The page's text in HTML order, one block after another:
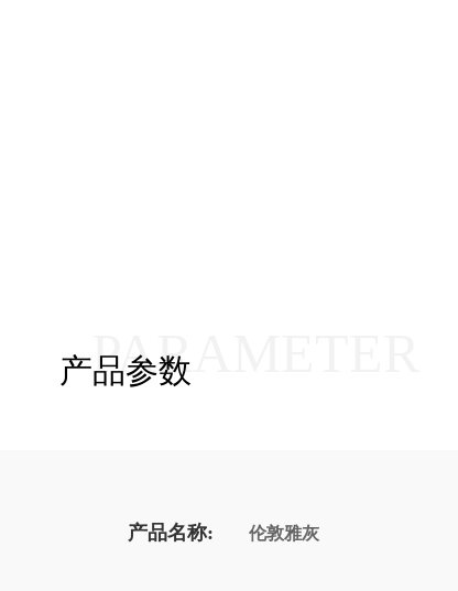
产品参数
PARAMETER
产品名称: 伦敦雅灰